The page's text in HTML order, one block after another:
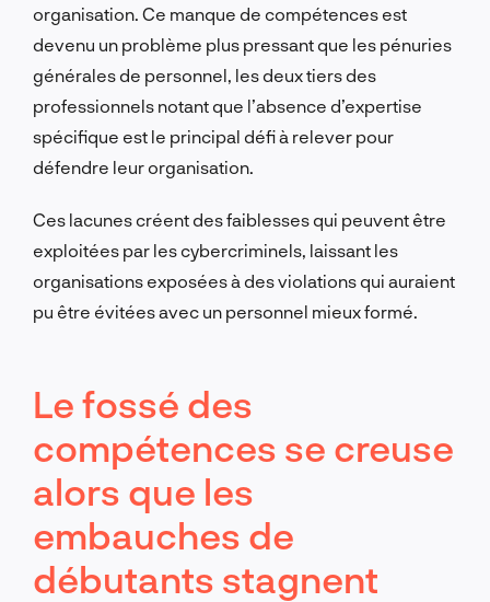
organisation. Ce manque de compétences est
devenu un problème plus pressant que les pénuries
générales de personnel, les deux tiers des
professionnels notant que l’absence d’expertise
spécifique est le principal défi à relever pour
défendre leur organisation.
Ces lacunes créent des faiblesses qui peuvent être
exploitées par les cybercriminels, laissant les
organisations exposées à des violations qui auraient
pu être évitées avec un personnel mieux formé.
Le fossé des
compétences se creuse
alors que les
embauches de
débutants stagnent